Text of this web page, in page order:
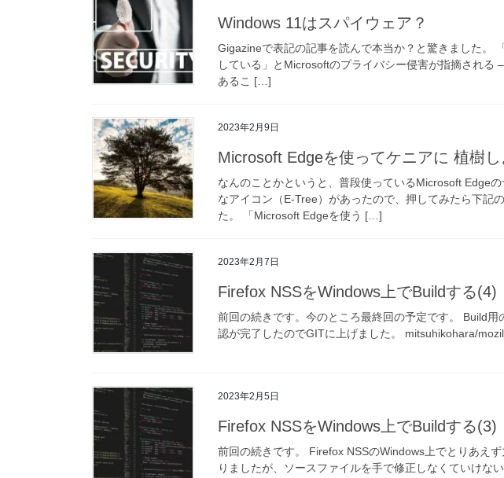
Windows 11はスパイウェア？
Gigazineで表記の記事を読んで本当か？と驚きました。
している」とMicrosoftのプライバシー侵害が指摘される
あるこ […]
2023年2月9日
Microsoft Edgeを使ってケニアに 植樹し
なんのことかというと、普段使っているMicrosoft Edge
なアイコン（E-Tree）があったので、押してみたら下記
た。 「Microsoft Edgeを使う […]
2023年2月7日
Firefox NSSをWindows上でBuildする(4)
前回の続きです。今のところ最終回の予定です。 Build
認が完了したのでGITに上げました。 mitsuhikohara/
2023年2月5日
Firefox NSSをWindows上でBuildする(3)
前回の続きです。 Firefox NSSのWindows上でとりあえ
りましたが、ソースファイルを手で修正しなくていけな